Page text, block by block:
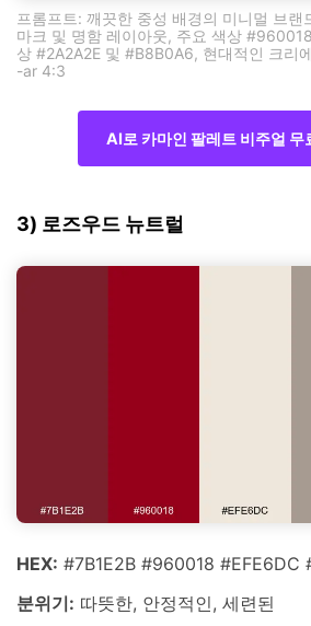
프롬프트: 깨끗한 중성 배경의 미니멀 브랜
마크 및 명함 레이아웃, 주요 색상
상 #2A2A2E 및 #B8B0A6, 현대적인 크리
-ar 4:3
AI로 카마인 팔레트 비주얼 무
3) 로즈우드 뉴트럴
HEX: #7B1E2B #960018
분위기: 따뜻한, 안정적인, 세련된